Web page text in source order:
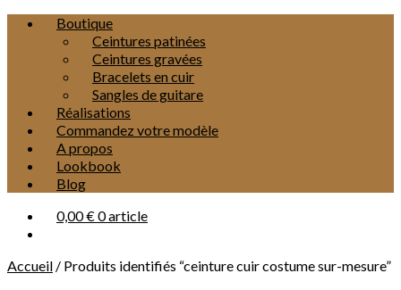
Boutique
Ceintures patinées
Ceintures gravées
Bracelets en cuir
Sangles de guitare
Réalisations
Commandez votre modèle
A propos
Lookbook
Blog
0,00 €0 article
Accueil / Produits identifiés “ceinture cuir costume sur-mesure”